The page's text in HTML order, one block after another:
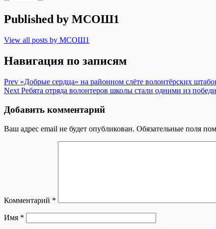
Published by МСОШ1
View all posts by МСОШ1
Навигация по записям
Prev «Добрые сердца» на районном слёте волонтёрских
Next Ребята отряда волонтеров школы стали одними из
Добавить комментарий
Ваш адрес email не будет опубликован. Обязательные поля
Комментарий *
Имя *